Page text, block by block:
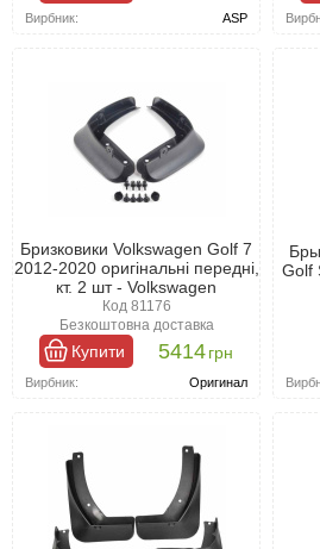
Вирбник: ASP
Бризковики Volkswagen Golf 7
2012-2020 оригінальні передні,
кт. 2 шт - Volkswagen
Код 81176
Безкоштовна доставка
Купити 5414грн
Вирбник: Оригинал
Golf